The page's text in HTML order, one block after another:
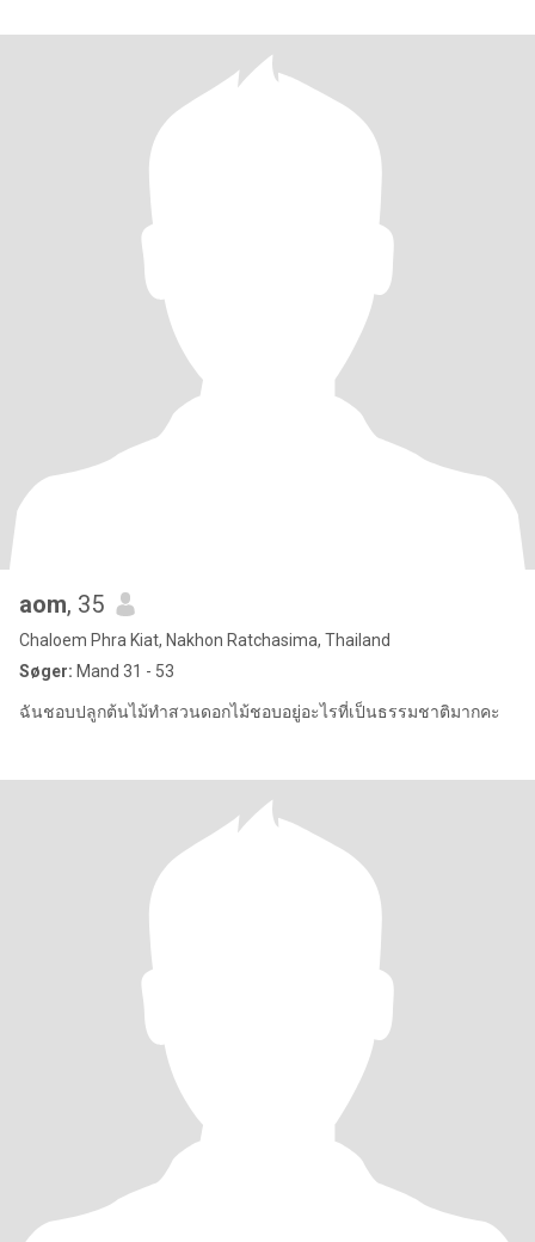
aom, 35
Chaloem Phra Kiat, Nakhon Ratchasima, Thailand
Søger: Mand 31 - 53
ฉันชอบปลูกต้นไม้ทำสวนดอกไม้ชอบอยู่อะไรที่เป็นธรรมชาติมากคะ